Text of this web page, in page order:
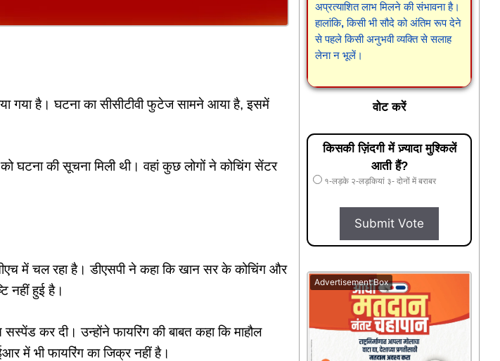
गया है। घटना का सीसीटीवी फुटेज सामने आया है, इसमें
घटना की सूचना मिली थी। वहां कुछ लोगों ने कोचिंग सेंटर
में चल रहा है। डीएसपी ने कहा कि खान सर के कोचिंग और
नहीं हुई है।
कर दी। उन्‍होंने फायरिंग की बाबत कहा क‍ि माहौल
में भी फायरिंग का जिक्र नहीं है।
अप्रत्याशित लाभ मिलने की संभावना है।
हालांकि, किसी भी सौदे को अंतिम रूप देने
से पहले किसी अनुभवी व्यक्ति से सलाह
लेना न भूलें।
वोट करें
किसकी ज़िंदगी में ज़्यादा मुश्किलें
आती हैं?
१-लड़के २-लड़कियां ३- दोनों में बराबर
Submit Vote
Advertisement Box